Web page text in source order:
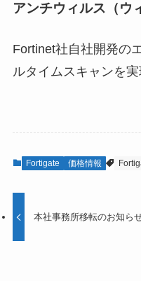
アンチウィルス（ウ
Fortinet社自社開発の
ルタイムスキャンを実
Fortigate 価格情報
本社事務所移転のお知ら